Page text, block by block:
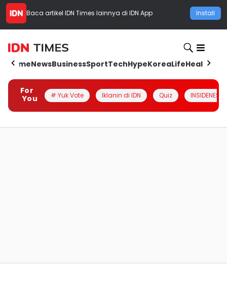
Baca artikel IDN Times lainnya di IDN App Install
HomeNewsBusinessSportTechHypeKoreaLifeHealth
For
You
# Yuk Vote Iklanin di IDN Quiz INSIDENESIA